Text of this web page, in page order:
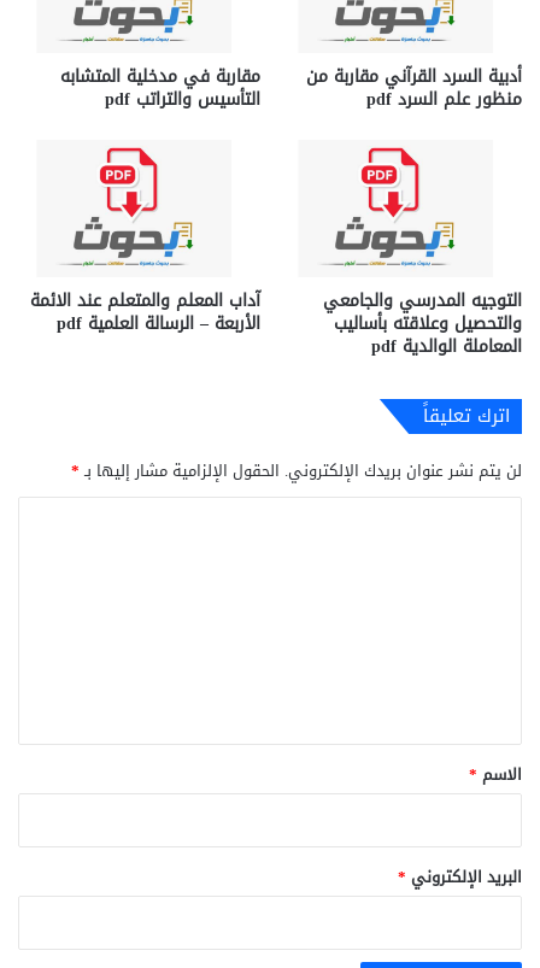
أدبية السرد القرآني مقاربة من
منظور علم السرد pdf
مقاربة في مدخلية المتشابه
التأسيس والتراتب pdf
التوجيه المدرسي والجامعي
والتحصيل وعلاقته بأساليب
المعاملة الوالدية pdf
آداب المعلم والمتعلم عند الائمة
الأربعة – الرسالة العلمية pdf
اترك تعليقاً
لن يتم نشر عنوان بريدك الإلكتروني. الحقول الإلزامية مشار إليها بـ*
*
الاسم *
البريد الإلكتروني *